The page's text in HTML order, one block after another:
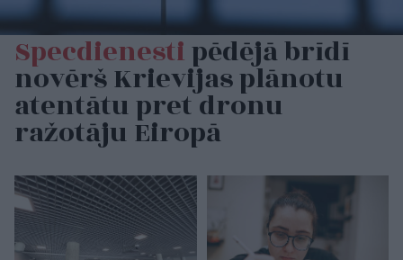
Specdienestipēdējā brīdī
novērš Krievijas plānotu
atentātu pret dronu
ražotāju Eiropā